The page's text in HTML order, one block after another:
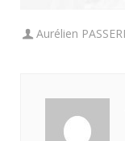
Aurélien PASSERI